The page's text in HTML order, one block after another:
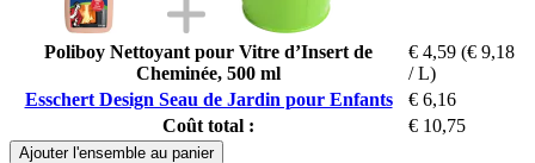
Poliboy Nettoyant pour Vitre d’Insert de
Cheminée, 500 ml
€ 4,59 (€ 9,18
/ L)
Esschert Design Seau de Jardin pour Enfants
€ 6,16
Coût total :
€ 10,75
Ajouter l'ensemble au panier